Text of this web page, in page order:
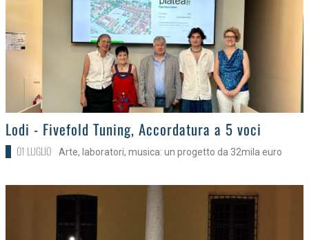
>Lodi - Fivefold Tuning, Accordatura a 5 voci
01 LUGLIO Arte, laboratori, musica: un progetto da 32mila euro